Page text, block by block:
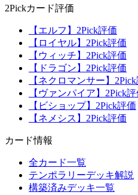
2Pickカード評価
【エルフ】2Pick評価
【ロイヤル】2Pick評価
【ウィッチ】2Pick評価
【ドラゴン】2Pick評価
【ネクロマンサー】
【ヴァンパイア】2Pick評
【ビショップ】2Pick評価
【ネメシス】2Pick評価
カード情報
全カード一覧
テンポラリーデッキ解説
構築済みデッキ一覧